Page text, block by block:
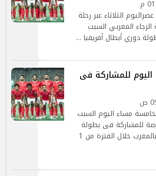
الثلاثاء عبر رحلة
المغربي السبت
دوري أبطال أفريقيا …
اليوم للمشاركة فى
مساء اليوم السبت
للمشاركة فى بطولة
كأس العالم للأندية التى تقام بالمغرب خلال الفترة من 1